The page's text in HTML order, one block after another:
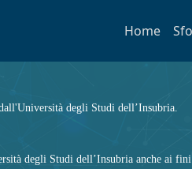
Home
degli Studi dell’Insubria.
degli Studi dell’Insubria anche ai